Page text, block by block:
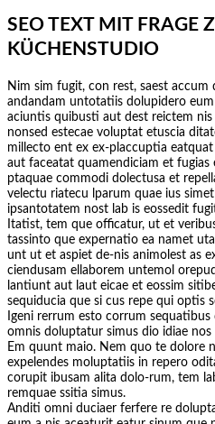
SEO TEXT MIT FRAGE
KÜCHENSTUDIO
Nim sim fugit, con rest, saest
andandam untotatiis dolupidero
aciuntis quibusti aut dest reictem
nonsed estecae voluptat etuscia
millecto ent ex ex-placcuptia
aut faceatat quamendiciam et
ptaquae commodi dolectusa et
velectu riatecu lparum quae ius
ipsantotatem nost lab is eossedit
Itatist, tem que officatur, ut et
tassinto que expernatio ea namet
unt ut et aspiet de-nis animolest as
ciendusam ellaborem untemol
lantiunt aut laut eicae et eossim
sequiducia que si cus repe qui optis
Igeni rerrum esto corrum
omnis doluptatur simus dio idiae
Em quunt maio. Nem quo te dolore
expelendes moluptatiis in repero
corupit ibusam alita dolo-rum, tem
remquae ssitia simus.
Anditi omni duciaer ferfere re